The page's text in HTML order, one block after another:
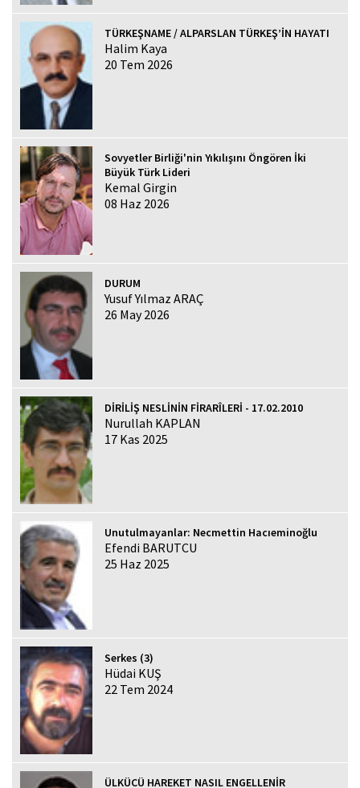
TÜRKEŞNAME / ALPARSLAN TÜRKEŞ’İN HAYATI
Halim Kaya
20 Tem 2026
Sovyetler Birliği'nin Yıkılışını Öngören İki
Büyük Türk Lideri
Kemal Girgin
08 Haz 2026
DURUM
Yusuf Yılmaz ARAÇ
26 May 2026
DİRİLİŞ NESLİNİN FİRARÎLERİ - 17.02.2010
Nurullah KAPLAN
17 Kas 2025
Unutulmayanlar: Necmettin Hacıeminoğlu
Efendi BARUTCU
25 Haz 2025
Serkes (3)
Hüdai KUŞ
22 Tem 2024
ÜLKÜCÜ HAREKET NASIL ENGELLENİR